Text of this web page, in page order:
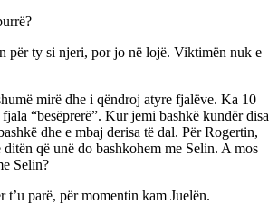
për ty si njeri, por jo në lojë. Viktimën nuk e
mirë dhe i qëndroj atyre fjalëve. Ka 10
“besëprerë”. Kur jemi bashkë kundër disa
dhe e mbaj derisa të dal. Për Rogertin,
që unë do bashkohem me Selin. A mos
Selin?
parë, për momentin kam Juelën.